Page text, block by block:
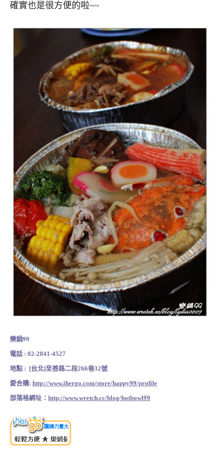
確實也是很方便的啦~~
樂鍋99
電話 : 02-2841-4527
地點 : [台北]至善路二段266巷32號
愛合購: http://www.ihergo.com/store/happy99/profile
部落格網址： http://www.wretch.cc/blog/hotbowl99